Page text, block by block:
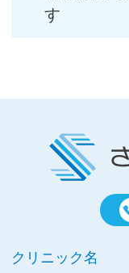
す
クリニック名